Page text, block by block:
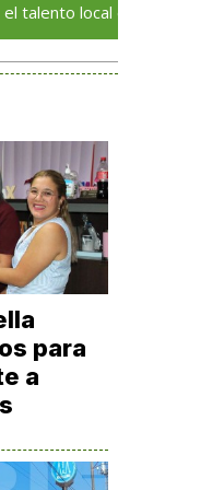
deja huella en el Festival
para
a